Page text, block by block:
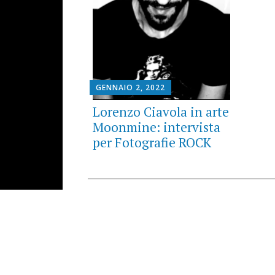
GENNAIO 2, 2022
Lorenzo Ciavola in arte
Moonmine: intervista
per Fotografie ROCK